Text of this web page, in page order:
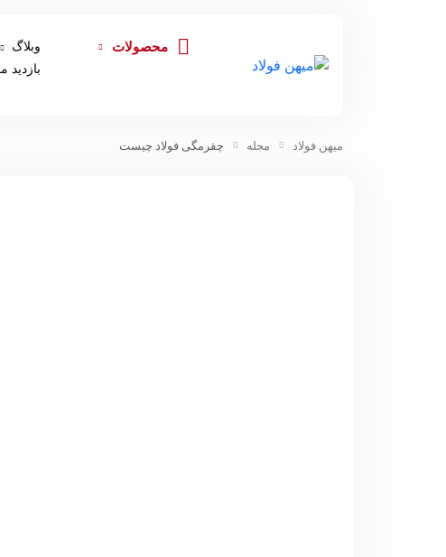
محصولات وبلاگ
بازدید
چقرمگی فولاد چیست مجله میهن فولاد